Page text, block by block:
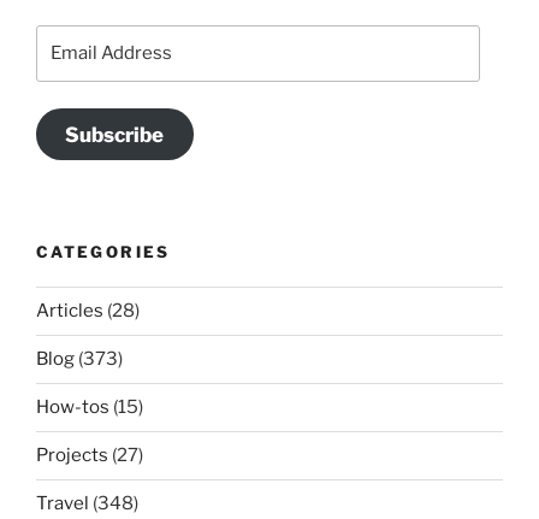
Subscribe
CATEGORIES
Articles (28)
Blog (373)
How-tos (15)
Projects (27)
Travel (348)